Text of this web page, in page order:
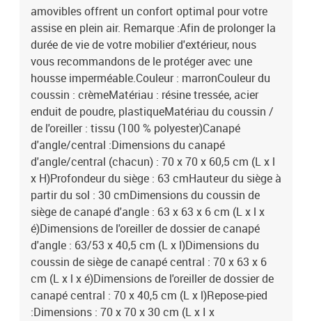
amovibles offrent un confort optimal pour votre
assise en plein air. Remarque :Afin de prolonger la
durée de vie de votre mobilier d'extérieur, nous
vous recommandons de le protéger avec une
housse imperméable.Couleur : marronCouleur du
coussin : crèmeMatériau : résine tressée, acier
enduit de poudre, plastiqueMatériau du coussin /
de l'oreiller : tissu (100 % polyester)Canapé
d'angle/central :Dimensions du canapé
d'angle/central (chacun) : 70 x 70 x 60,5 cm (L x l
x H)Profondeur du siège : 63 cmHauteur du siège à
partir du sol : 30 cmDimensions du coussin de
siège de canapé d'angle : 63 x 63 x 6 cm (L x l x
é)Dimensions de l'oreiller de dossier de canapé
d'angle : 63/53 x 40,5 cm (L x l)Dimensions du
coussin de siège de canapé central : 70 x 63 x 6
cm (L x l x é)Dimensions de l'oreiller de dossier de
canapé central : 70 x 40,5 cm (L x l)Repose-pied
:Dimensions : 70 x 70 x 30 cm (L x I x